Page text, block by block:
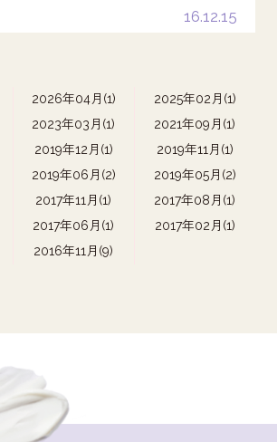
16.12.15
2026年04月(1)
2025年02月(1)
2023年03月(1)
2021年09月(1)
2019年12月(1)
2019年11月(1)
2019年06月(2)
2019年05月(2)
2017年11月(1)
2017年08月(1)
2017年06月(1)
2017年02月(1)
2016年11月(9)